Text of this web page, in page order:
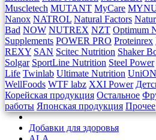
Muscletech MUTANT MyCare
Nanox NATROL Natural Factors
Bad NOW NUTREX NZT Optimum
Supplements POWER PRO Proteinrex
REXY SAN Scitec Nutrition Shaker
Solgar SportLine Nutrition Steel Power
Life Twinlab Ultimate Nutrition
WellFoods WTF labz XXI Power
Корейская продукция Остальное
работы Японская продукция Прочее
Добавки для здоровья